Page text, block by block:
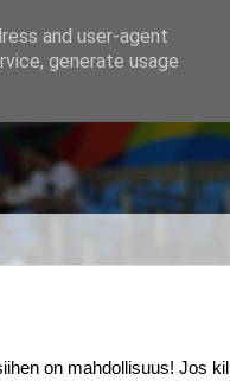
on mahdollisuus! Jos
and user-agent
generate usage